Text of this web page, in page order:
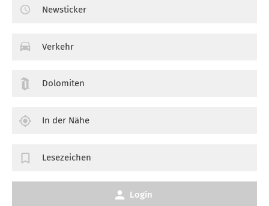
Newsticker
Verkehr
Dolomiten
In der Nähe
Lesezeichen
Login